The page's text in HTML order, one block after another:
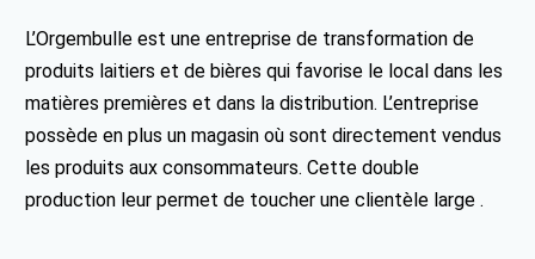
L’Orgembulle est une entreprise de transformation de
produits laitiers et de bières qui favorise le local dans les
matières premières et dans la distribution. L’entreprise
possède en plus un magasin où sont directement vendus
les produits aux consommateurs. Cette double
production leur permet de toucher une clientèle large .